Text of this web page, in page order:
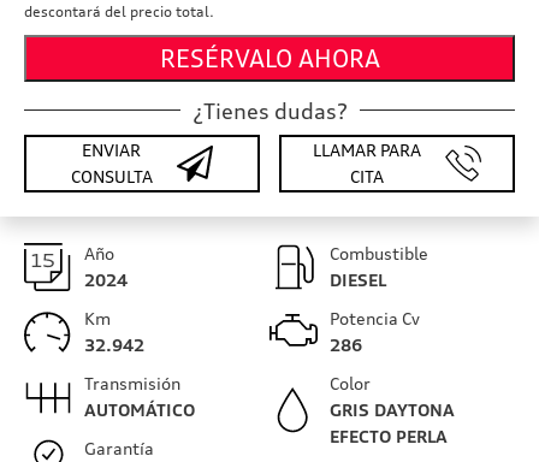
descontará del precio total.
RESÉRVALO AHORA
¿Tienes dudas?
ENVIAR
CONSULTA
LLAMAR PARA
CITA
Año
2024
Km
32.942
Combustible
DIESEL
Potencia Cv
286
Transmisión
AUTOMÁTICO
Garantía
Color
GRIS DAYTONA
EFECTO PERLA